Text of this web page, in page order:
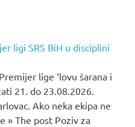
ligi SRS BiH u disciplini
lige ‘lovu šarana i
21. do 23.08.2026.
Ako neka ekipa ne
» The post Poziv za